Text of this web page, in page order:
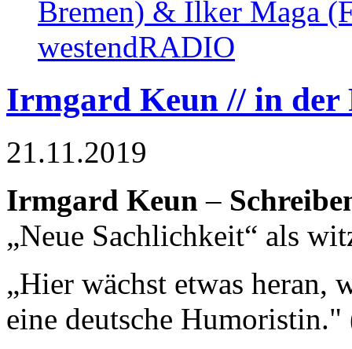
Bremen) & Ilker Maga
westendRADIO
Irmgard Keun // in der
21.11.2019
Irmgard Keun –
„Neue Sachlichkeit“ als
„Hier wächst etwas heran,
eine deutsche Humoristin."